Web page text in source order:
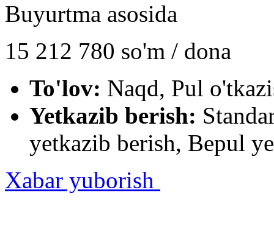
Buyurtma asosida
15 212 780 so'm / dona
To'lov: Naqd, Pul
Yetkazib berish:
yetkazib berish, Bepul
Xabar yuborish